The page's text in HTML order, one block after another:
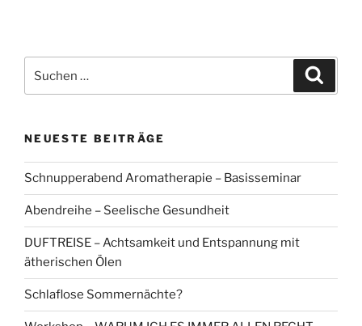
nach:
NEUESTE BEITRÄGE
Schnupperabend Aromatherapie – Basisseminar
Abendreihe – Seelische Gesundheit
DUFTREISE – Achtsamkeit und Entspannung mit
ätherischen Ölen
Schlaflose Sommernächte?